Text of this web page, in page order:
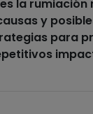
la rumiación
y
para